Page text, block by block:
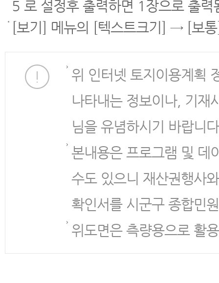
5 로 설정후 출력하면 1장으로 출력
[보기] 메뉴의 [텍스트크기] → [보
위 인터넷 토지이용계획
나타내는 정보이나, 기재
님을 유념하시기 바랍니
본내용은 프로그램 및 데
수도 있으니 재산권행사
확인서를 시군구 종합민
위도면은 측량용으로 활